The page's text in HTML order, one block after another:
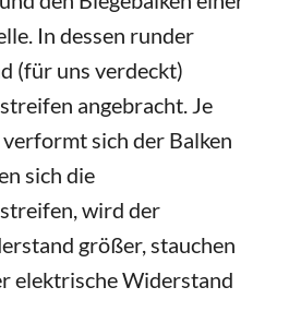
In dessen runder
(für uns verdeckt)
angebracht. Je
sich der Balken
sich die
wird der
größer, stauchen
elektrische Widerstand